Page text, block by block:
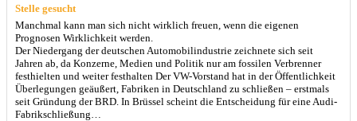
Stelle gesucht
Manchmal kann man sich nicht wirklich freuen, wenn die eigenen
Prognosen Wirklichkeit werden.
Der Niedergang der deutschen Automobilindustrie zeichnete sich seit
Jahren ab, da Konzerne, Medien und Politik nur am fossilen Verbrenner
festhielten und weiter festhalten Der VW-Vorstand hat in der Öffentlichkeit
Überlegungen geäußert, Fabriken in Deutschland zu schließen – erstmals
seit Gründung der BRD. In Brüssel scheint die Entscheidung für eine Audi-
Fabrikschließung…